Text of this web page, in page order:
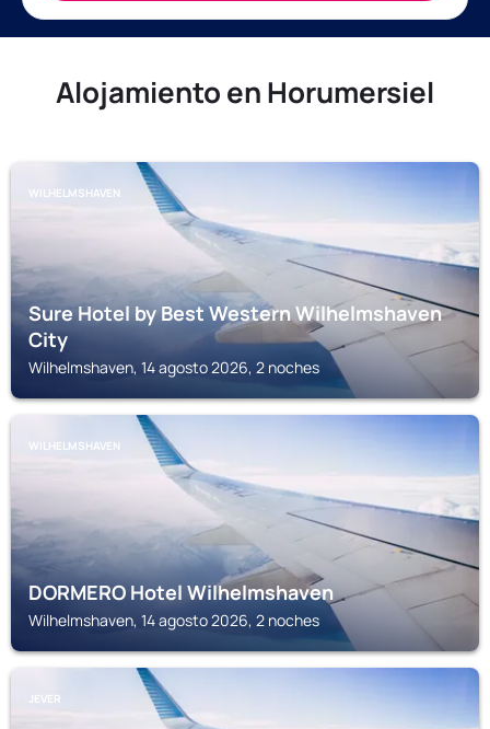
Alojamiento en Horumersiel
WILHELMSHAVEN
Sure Hotel by Best Western Wilhelmshaven
City
Wilhelmshaven, 14 agosto 2026, 2 noches
WILHELMSHAVEN
DORMERO Hotel Wilhelmshaven
Wilhelmshaven, 14 agosto 2026, 2 noches
JEVER